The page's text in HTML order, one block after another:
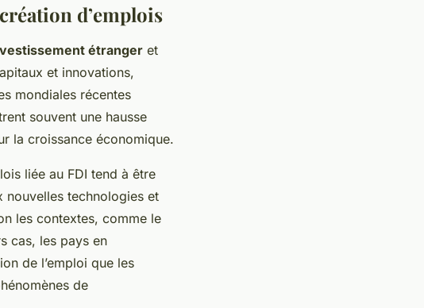
d’emplois
étranger et
et innovations,
mondiales récentes
souvent une hausse
la croissance économique.
liée au FDI tend à être
nouvelles technologies et
les contextes, comme le
cas, les pays en
de l’emploi que les
de